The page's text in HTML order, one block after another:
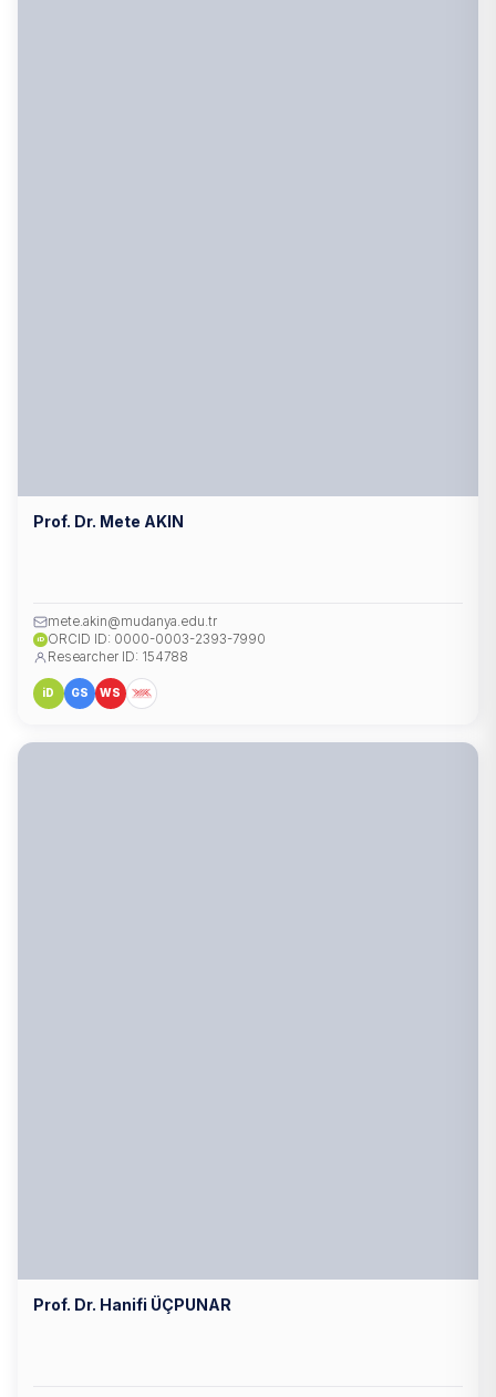
Prof. Dr. Mete AKIN
mete.akin@mudanya.edu.tr
iD ORCID ID: 0000-0003-2393-7990
Researcher ID: 154788
iD GS WS
Prof. Dr. Hanifi ÜÇPUNAR